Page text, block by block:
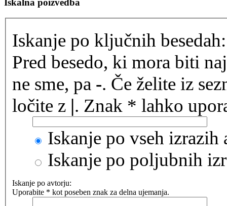
Iskalna poizvedba
Iskanje po ključnih besedah:
Pred besedo, ki mora biti
ne sme, pa -. Če želite iz
ločite z |. Znak * lahko
Iskanje po vseh izrazih
Iskanje po poljubnih
Iskanje po avtorju:
Uporabite * kot poseben znak za delna ujemanja.